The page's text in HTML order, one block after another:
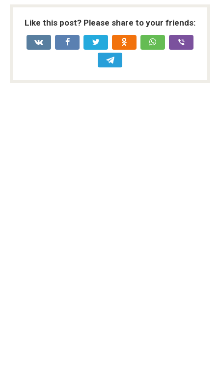
Like this post? Please share to your friends: